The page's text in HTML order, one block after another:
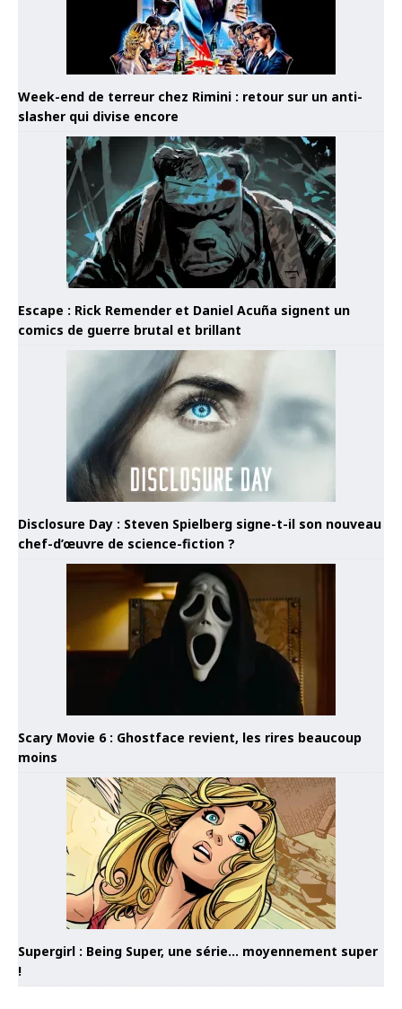
Week-end de terreur chez Rimini : retour sur un anti-
slasher qui divise encore
Escape : Rick Remender et Daniel Acuña signent un
comics de guerre brutal et brillant
Disclosure Day : Steven Spielberg signe-t-il son nouveau
chef-d’œuvre de science-fiction ?
Scary Movie 6 : Ghostface revient, les rires beaucoup
moins
Supergirl : Being Super, une série… moyennement super
!